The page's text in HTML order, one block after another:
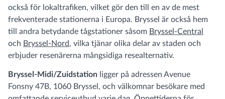
också för lokaltrafiken, vilket gör den till en av de mest
frekventerade stationerna i Europa. Bryssel är också hem
till andra betydande tågstationer såsom Bryssel-Central
och Bryssel-Nord, vilka tjänar olika delar av staden och
erbjuder resenärerna mångsidiga resealternativ.
Bryssel-Midi/Zuidstation ligger på adressen Avenue
Fonsny 47B, 1060 Bryssel, och välkomnar besökare med